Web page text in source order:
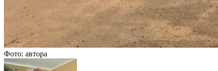
Фото: автора